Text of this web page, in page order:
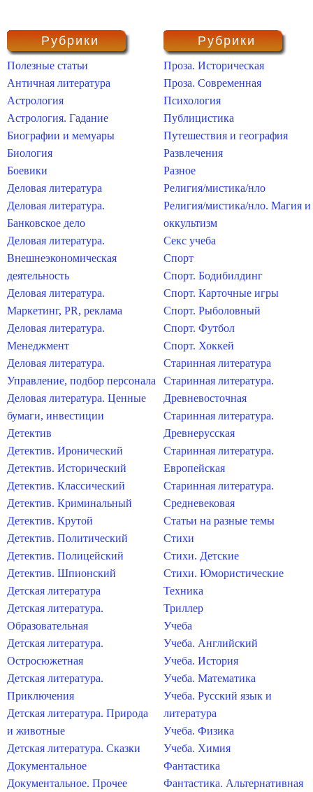
Рубрики
Полезные статьи
Античная литература
Астрология
Астрология. Гадание
Биографии и мемуары
Биология
Боевики
Деловая литература
Деловая литература.
Банковское дело
Деловая литература.
Внешнеэкономическая
деятельность
Деловая литература.
Маркетинг, PR, реклама
Деловая литература.
Менеджмент
Деловая литература.
Управление, подбор персонала
Деловая литература. Ценные
бумаги, инвестиции
Детектив
Детектив. Иронический
Детектив. Исторический
Детектив. Классический
Детектив. Криминальный
Детектив. Крутой
Детектив. Политический
Детектив. Полицейский
Детектив. Шпионский
Детская литература
Детская литература.
Образовательная
Детская литература.
Остросюжетная
Детская литература.
Приключения
Детская литература. Природа
и животные
Детская литература. Сказки
Документальное
Документальное. Прочее
Рубрики
Проза. Историческая
Проза. Современная
Психология
Публицистика
Путешествия и география
Развлечения
Разное
Религия/мистика/нло
Религия/мистика/нло. Магия и
оккультизм
Секс учеба
Спорт
Спорт. Бодибилдинг
Спорт. Карточные игры
Спорт. Рыболовный
Спорт. Футбол
Спорт. Хоккей
Старинная литература
Старинная литература.
Древневосточная
Старинная литература.
Древнерусская
Старинная литература.
Европейская
Старинная литература.
Средневековая
Статьи на разные темы
Стихи
Стихи. Детские
Стихи. Юмористические
Техника
Триллер
Учеба
Учеба. Английский
Учеба. История
Учеба. Математика
Учеба. Русский язык и
литература
Учеба. Физика
Учеба. Химия
Фантастика
Фантастика. Альтернативная